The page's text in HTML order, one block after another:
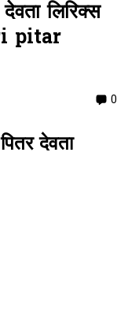
लिरिक्स
pitar
0
देवता